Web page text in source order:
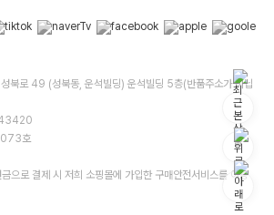
북로 49 (성북동, 운석빌딩) 운석빌딩 5층(반품주소가 아닙
호
으로 결제 시 저희 소핑몰에 가입한 구매안전서비스를 이용